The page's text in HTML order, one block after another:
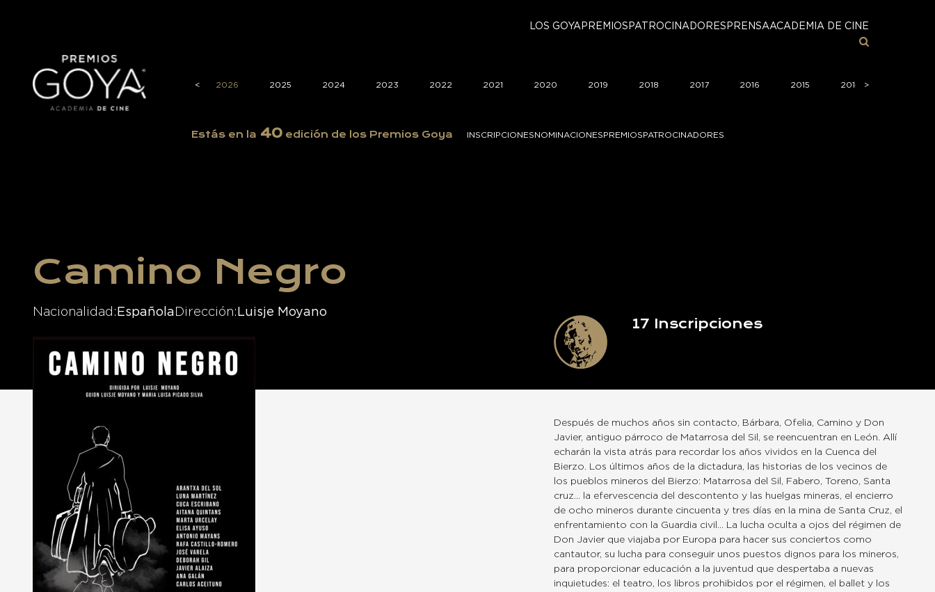
LOS GOYA PREMIOS PATROCINADORES PRENSAACADEMIA DE CINE
< 2026 2025 2024 2023 2022 2021 2020 2019 2018 2017 2016 2015 2014 >
Estás en la 40 edición de los Premios Goya INSCRIPCIONESNOMINACIONESPREMIOSPATROCINADORES
Camino Negro
Nacionalidad Española Dirección Luisje Moyano
17 Inscripciones
Después de muchos años sin contacto, Bárbara, Ofelia, Camino y Don
Javier, antiguo párroco de Matarrosa del Sil, se reencuentran en León. Allí
echarán la vista atrás para recordar los años vividos en la Cuenca del
Bierzo. Los últimos años de la dictadura, las historias de los vecinos de
los pueblos mineros del Bierzo: Matarrosa del Sil, Fabero, Toreno, Santa
cruz… la efervescencia del descontento y las huelgas mineras, el encierro
de ocho mineros durante cincuenta y tres días en la mina de Santa Cruz, el
enfrentamiento con la Guardia civil… La lucha oculta a ojos del régimen de
Don Javier que viajaba por Europa para hacer sus conciertos como
cantautor, su lucha para conseguir unos puestos dignos para los mineros,
para proporcionar educación a la juventud que despertaba a nuevas
inquietudes: el teatro, los libros prohibidos por el régimen, el ballet y los